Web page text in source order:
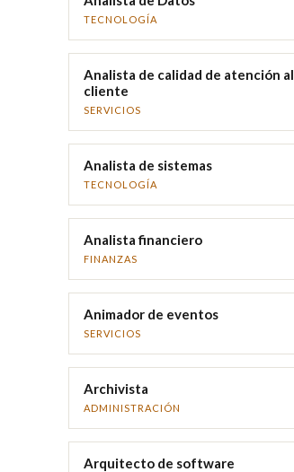
TECNOLOGÍA
Analista de calidad de atención al
cliente
SERVICIOS
Analista de sistemas
TECNOLOGÍA
Analista financiero
FINANZAS
Animador de eventos
SERVICIOS
Archivista
ADMINISTRACIÓN
Arquitecto de software